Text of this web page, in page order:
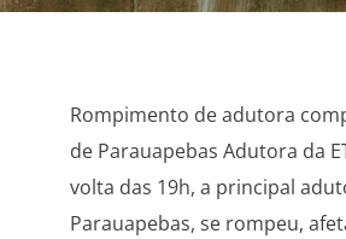
Rompimento de adutora
de Parauapebas Adutora da
volta das 19h, a principal
Parauapebas, se rompeu,